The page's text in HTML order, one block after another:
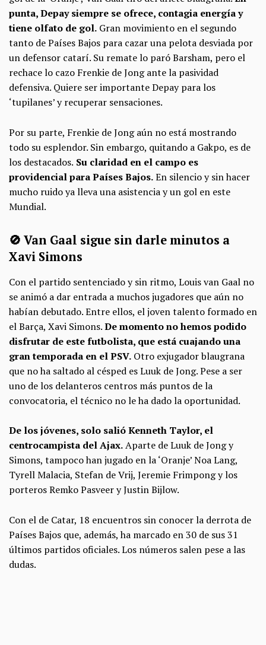
punta, Depay siempre se ofrece, contagia energía y
tiene olfato de gol. Gran movimiento en el segundo
tanto de Países Bajos para cazar una pelota desviada por
un defensor catarí. Su remate lo paró Barsham, pero el
rechace lo cazo Frenkie de Jong ante la pasividad
defensiva. Quiere ser importante Depay para los
‘tupilanes’ y recuperar sensaciones.
Por su parte, Frenkie de Jong aún no está mostrando
todo su esplendor. Sin embargo, quitando a Gakpo, es de
los destacados. Su claridad en el campo es
providencial para Países Bajos.En silencio y sin hacer
mucho ruido ya lleva una asistencia y un gol en este
Mundial.
🚫 Van Gaal sigue sin darle minutos a
Xavi Simons
Con el partido sentenciado y sin ritmo, Louis van Gaal no
se animó a dar entrada a muchos jugadores que aún no
habían debutado. Entre ellos, el joven talento formado en
el Barça, Xavi Simons.De momento no hemos podido
disfrutar de este futbolista, que está cuajando una
gran temporada en el PSV. Otro exjugador blaugrana
que no ha saltado al césped es Luuk de Jong. Pese a ser
uno de los delanteros centros más puntos de la
convocatoria, el técnico no le ha dado la oportunidad.
De los jóvenes, solo salió Kenneth Taylor, el
centrocampista del Ajax.Aparte de Luuk de Jong y
Simons, tampoco han jugado en la ‘Oranje’ Noa Lang,
Tyrell Malacia, Stefan de Vrij, Jeremie Frimpong y los
porteros Remko Pasveer y Justin Bijlow.
Con el de Catar, 18 encuentros sin conocer la derrota de
Países Bajos que, además, ha marcado en 30 de sus 31
últimos partidos oficiales. Los números salen pese a las
dudas.